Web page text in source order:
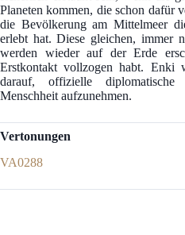
Planeten kommen, die schon dafür
die Bevölkerung am Mittelmeer
erlebt hat. Diese gleichen, immer
werden wieder auf der Erde
Erstkontakt vollzogen habt. Enki
darauf, offizielle
Menschheit aufzunehmen.
Vertonungen
VA0288